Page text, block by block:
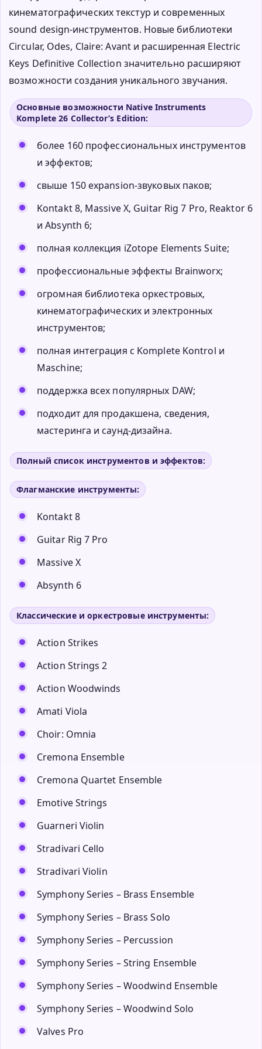
кинематографических текстур и современных
sound design-инструментов. Новые библиотеки
Circular, Odes, Claire: Avant и расширенная Electric
Keys Definitive Collection значительно расширяют
возможности создания уникального звучания.
Основные возможности Native Instruments
Komplete 26 Collector’s Edition:
более 160 профессиональных инструментов
и эффектов;
свыше 150 expansion-звуковых паков;
Kontakt 8, Massive X, Guitar Rig 7 Pro, Reaktor 6
и Absynth 6;
полная коллекция iZotope Elements Suite;
профессиональные эффекты Brainworx;
огромная библиотека оркестровых,
кинематографических и электронных
инструментов;
полная интеграция с Komplete Kontrol и
Maschine;
поддержка всех популярных DAW;
подходит для продакшена, сведения,
мастеринга и саунд-дизайна.
Полный список инструментов и эффектов:
Флагманские инструменты:
Kontakt 8
Guitar Rig 7 Pro
Massive X
Absynth 6
Классические и оркестровые инструменты:
Action Strikes
Action Strings 2
Action Woodwinds
Amati Viola
Choir: Omnia
Cremona Ensemble
Cremona Quartet Ensemble
Emotive Strings
Guarneri Violin
Stradivari Cello
Stradivari Violin
Symphony Series – Brass Ensemble
Symphony Series – Brass Solo
Symphony Series – Percussion
Symphony Series – String Ensemble
Symphony Series – Woodwind Ensemble
Symphony Series – Woodwind Solo
Valves Pro